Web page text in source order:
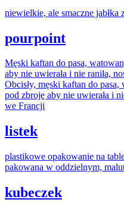
niewielkie, ale smaczne jabłka
pourpoint
Męski kaftan do pasa,
aby nie uwierała i nie raniła,
Obcisły, męski kaftan do
pod zbroję aby nie uwierała i
we Francji
listek
plastikowe opakowanie na
pakowana w oddzielnym,
kubeczek